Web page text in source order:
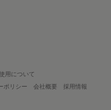
用について
ポリシー 会社概要
採用情報